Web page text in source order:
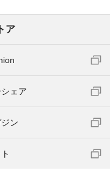
ア
ェア
ン